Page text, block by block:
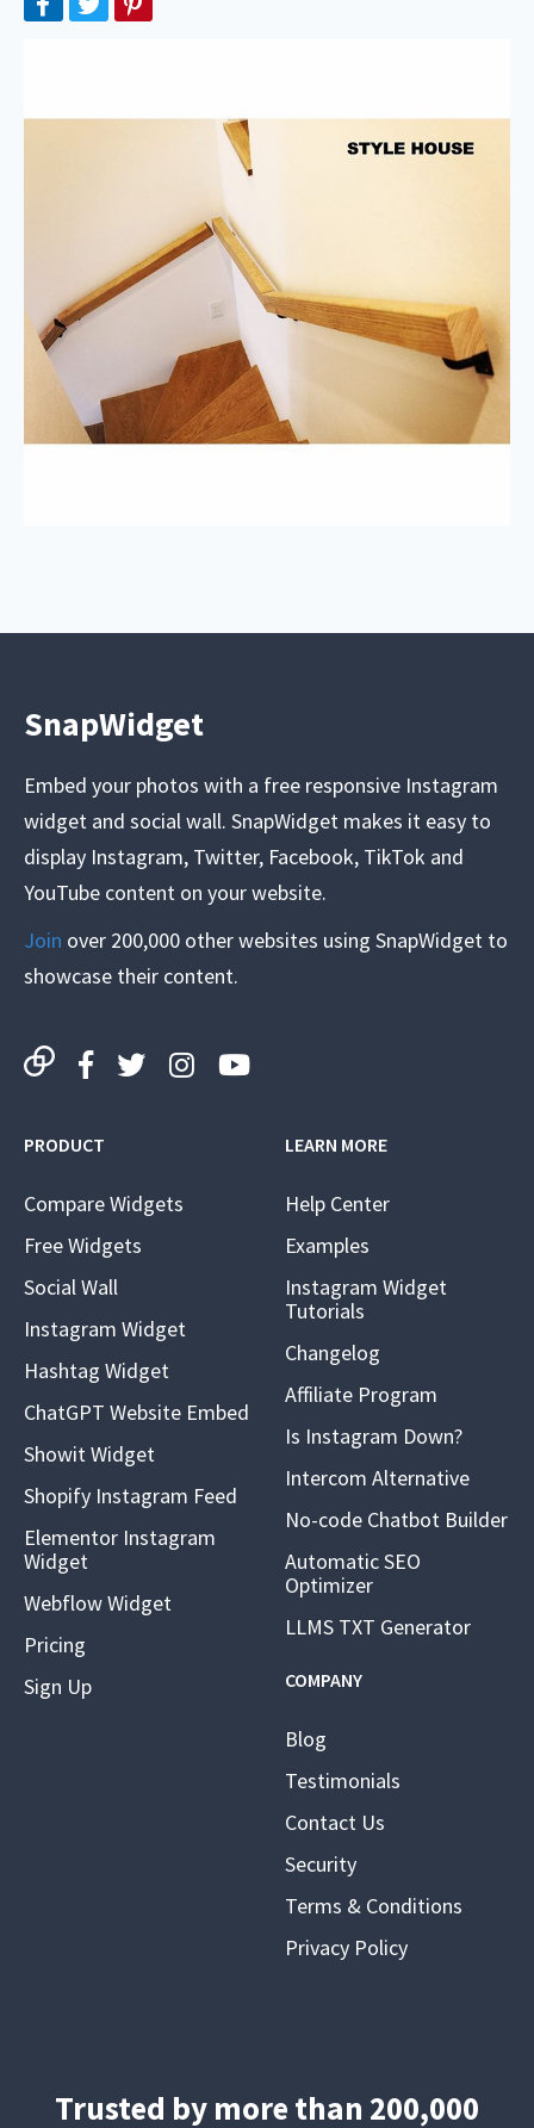
SnapWidget
Embed your photos with a free responsive Instagram
widget and social wall. SnapWidget makes it easy to
display Instagram, Twitter, Facebook, TikTok and
YouTube content on your website.
Join over 200,000 other websites using SnapWidget to
showcase their content.
PRODUCT
Compare Widgets
Free Widgets
Social Wall
Instagram Widget
Hashtag Widget
ChatGPT Website Embed
Showit Widget
Shopify Instagram Feed
Elementor Instagram
Widget
Webflow Widget
Pricing
Sign Up
LEARN MORE
Help Center
Examples
Instagram Widget
Tutorials
Changelog
Affiliate Program
Is Instagram Down?
Intercom Alternative
No-code Chatbot Builder
Automatic SEO
Optimizer
LLMS TXT Generator
COMPANY
Blog
Testimonials
Contact Us
Security
Terms & Conditions
Privacy Policy
Trusted by more than 200,000